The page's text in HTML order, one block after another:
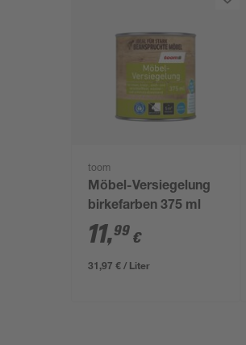
toom
Möbel-Versiegelung
birkefarben 375 ml
11,99 €
31,97 € / Liter